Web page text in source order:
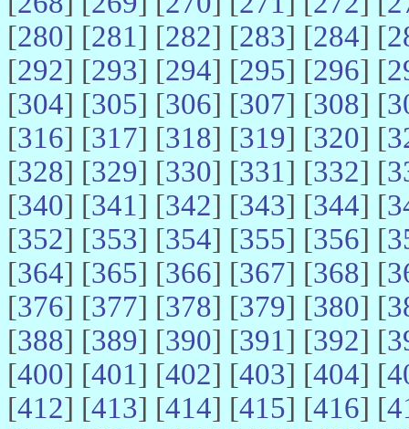
[280] [281] [282] [283] [284] [
[292] [293] [294] [295] [296] [
[304] [305] [306] [307] [308] [
[316] [317] [318] [319] [320] [
[328] [329] [330] [331] [332] [
[340] [341] [342] [343] [344] [
[352] [353] [354] [355] [356] [
[364] [365] [366] [367] [368] [
[376] [377] [378] [379] [380] [
[388] [389] [390] [391] [392] [
[400] [401] [402] [403] [404] [
[412] [413] [414] [415] [416] [